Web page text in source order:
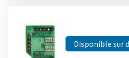
Disponible sur